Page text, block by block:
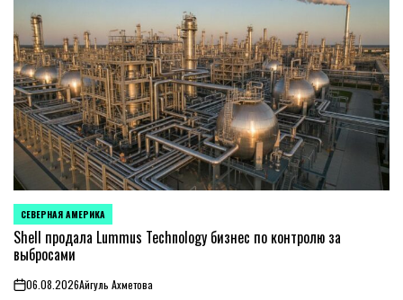
ОПУБЛИКОВАНО
В
СЕВЕРНАЯ АМЕРИКА
Shell продала Lummus Technology бизнес по контролю за
выбросами
on06.08.2026Айгуль Ахметова